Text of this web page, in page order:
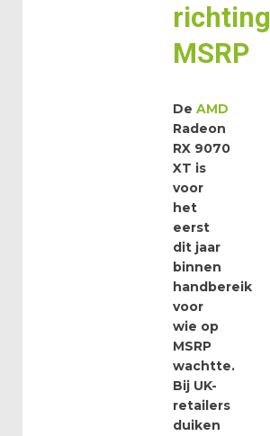
richting
MSRP
De AMD
Radeon
RX 9070
XT is
voor
het
eerst
dit jaar
binnen
handbereik
voor
wie op
MSRP
wachtte.
Bij UK-
retailers
duiken